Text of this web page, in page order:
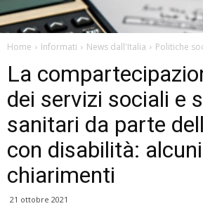
Home Informati News dall'Italia Politiche
La
dei servizi sociali e
sanitari da parte
con disabilità: alcuni
chiarimenti
21 ottobre 2021